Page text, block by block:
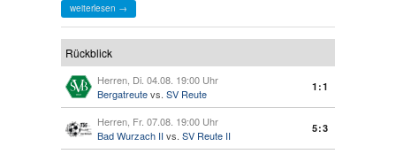
weiterlesen →
Rückblick
Herren, Di. 04.08. 19:00 Uhr
Bergatreutevs. SV Reute
1:1
Herren, Fr. 07.08. 19:00 Uhr
Bad Wurzach IIvs. SV Reute II
5:3